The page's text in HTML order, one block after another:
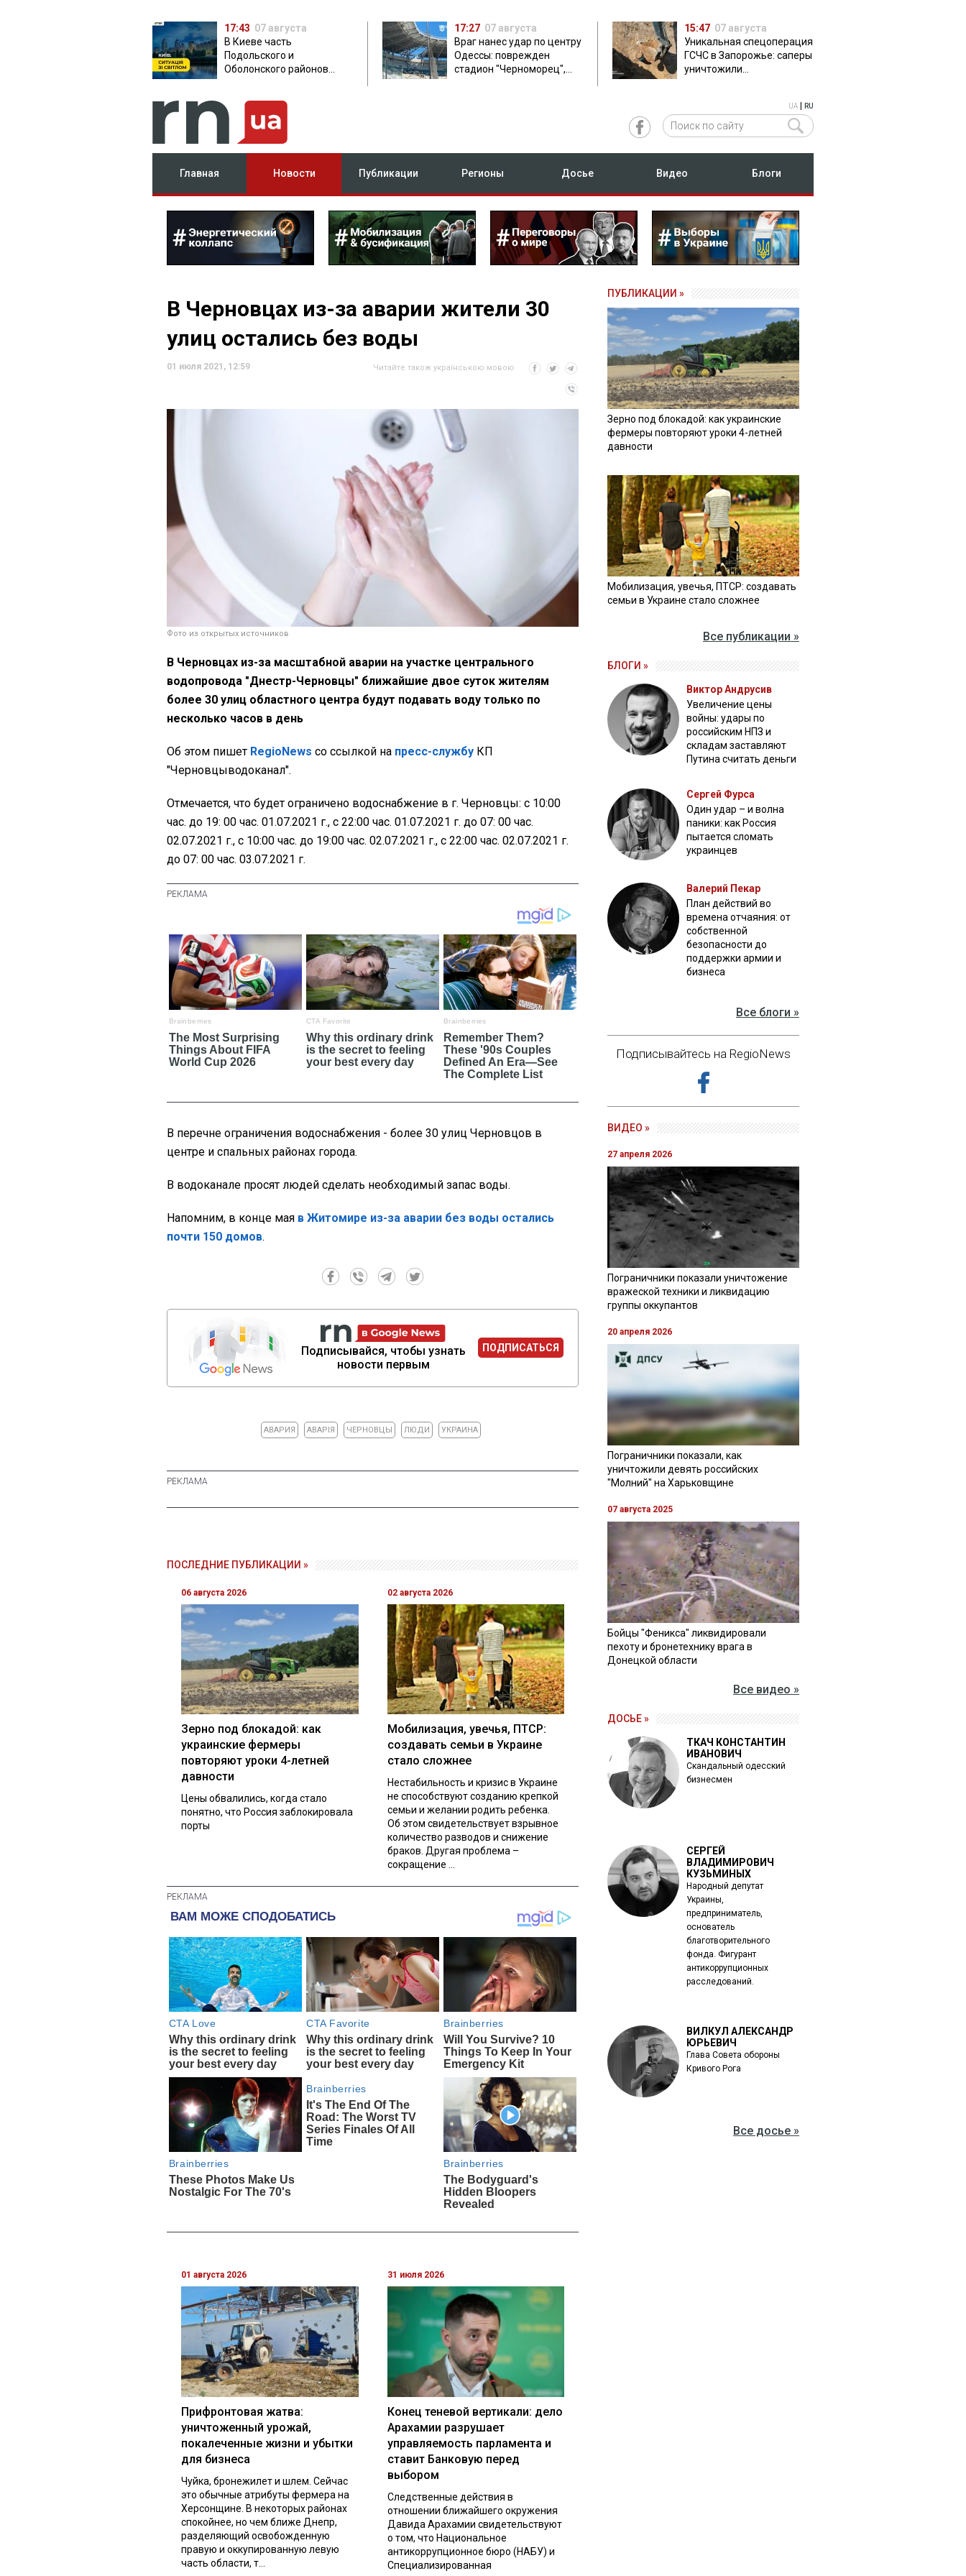
17:43 07 августа
В Киеве часть
Подольского и
Оболонского районов
17:27 07 августа
Враг нанес удар по центру
Одессы: поврежден
стадион "Черноморец",
15:47 07 августа
Уникальная спецоперация
ГСЧС в Запорожье: саперы
уничтожили
UA RU
Главная Новости Публикации Регионы Досье Видео Блоги
В Черновцах из-за аварии жители 30
улиц остались без воды
01 июля 2021, 12:59 Читайте також українською мовою
Фото из открытых источников
В Черновцах из-за масштабной аварии на участке центрального
водопровода "Днестр-Черновцы" ближайшие двое суток жителям
более 30 улиц областного центра будут подавать воду только по
несколько часов в день
Об этом пишет RegioNews со ссылкой на пресс-службу КП
"Черновцыводоканал".
Отмечается, что будет ограничено водоснабжение в г. Черновцы: с 10:00
час. до 19: 00 час. 01.07.2021 г., с 22:00 час. 01.07.2021 г. до 07: 00 час.
02.07.2021 г., с 10:00 час. до 19:00 час. 02.07.2021 г., с 22:00 час. 02.07.2021 г.
до 07: 00 час. 03.07.2021 г.
В перечне ограничения водоснабжения - более 30 улиц Черновцов в
центре и спальных районах города.
В водоканале просят людей сделать необходимый запас воды.
Напомним, в конце мая в Житомире из-за аварии без воды остались
почти 150 домов.
Подписывайся, чтобы узнать
новости первым
ПОДПИСАТЬСЯ
АВАРИЯ АВАРІЯ ЧЕРНОВЦЫ ЛЮДИ УКРАИНА
ПОСЛЕДНИЕ ПУБЛИКАЦИИ »
06 августа 2026
Зерно под блокадой: как
украинские фермеры
повторяют уроки 4-летней
давности
Цены обвалились, когда стало
понятно, что Россия заблокировала
порты
02 августа 2026
Мобилизация, увечья, ПТСР:
создавать семьи в Украине
стало сложнее
Нестабильность и кризис в Украине
не способствуют созданию крепкой
семьи и желании родить ребенка.
Об этом свидетельствует взрывное
количество разводов и снижение
браков. Другая проблема –
сокращение ...
01 августа 2026
Прифронтовая жатва:
уничтоженный урожай,
покалеченные жизни и убытки
для бизнеса
Чуйка, бронежилет и шлем. Сейчас
это обычные атрибуты фермера на
Херсонщине. В некоторых районах
спокойнее, но чем ближе Днепр,
разделяющий освобожденную
правую и оккупированную левую
часть области, т...
31 июля 2026
Конец теневой вертикали: дело
Арахамии разрушает
управляемость парламента и
ставит Банковую перед
выбором
Следственные действия в
отношении ближайшего окружения
Давида Арахамии свидетельствуют
о том, что Национальное
антикоррупционное бюро (НАБУ) и
Специализированная
ПУБЛИКАЦИИ »
Зерно под блокадой: как украинские
фермеры повторяют уроки 4-летней
давности
Мобилизация, увечья, ПТСР: создавать
семьи в Украине стало сложнее
Все публикации »
БЛОГИ »
Виктор Андрусив
Увеличение цены
войны: удары по
российским НПЗ и
складам заставляют
Путина считать деньги
Сергей Фурса
Один удар – и волна
паники: как Россия
пытается сломать
украинцев
Валерий Пекар
План действий во
времена отчаяния: от
собственной
безопасности до
поддержки армии и
бизнеса
Все блоги »
Подписывайтесь на RegioNews
ВИДЕО »
27 апреля 2026
Пограничники показали уничтожение
вражеской техники и ликвидацию
группы оккупантов
20 апреля 2026
Пограничники показали, как
уничтожили девять российских
"Молний" на Харьковщине
07 августа 2025
Бойцы "Феникса" ликвидировали
пехоту и бронетехнику врага в
Донецкой области
Все видео »
ДОСЬЕ »
ТКАЧ КОНСТАНТИН
ИВАНОВИЧ
Скандальный одесский
бизнесмен
СЕРГЕЙ
ВЛАДИМИРОВИЧ
КУЗЬМИНЫХ
Народный депутат
Украины,
предприниматель,
основатель
благотворительного
фонда. Фигурант
антикоррупционных
расследований.
ВИЛКУЛ АЛЕКСАНДР
ЮРЬЕВИЧ
Глава Совета обороны
Кривого Рога
Все досье »